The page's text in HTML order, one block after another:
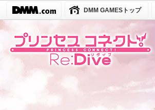
DMM GAMESトップ